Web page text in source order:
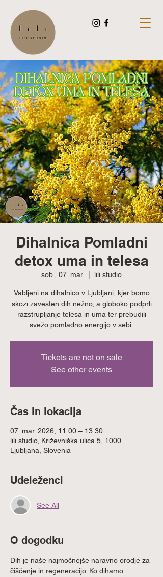
Dihalnica Pomladni
detox uma in telesa
sob., 07. mar. lili studio
Vabljeni na dihalnico v Ljubljani, kjer bomo
skozi zavesten dih nežno, a globoko podprli
razstrupljanje telesa in uma ter prebudili
svežo pomladno energijo v sebi.
Tickets are not on sale
See other events
Čas in lokacija
07. mar. 2026, 11:00 – 13:30
lili studio, Križevniška ulica 5, 1000
Ljubljana, Slovenia
Udeleženci
See All
O dogodku
Dih je naše najmočnejše naravno orodje za
čiščenje in regeneracijo. Ko dihamo